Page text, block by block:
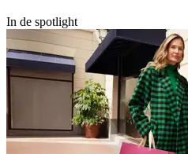
In de spotlight